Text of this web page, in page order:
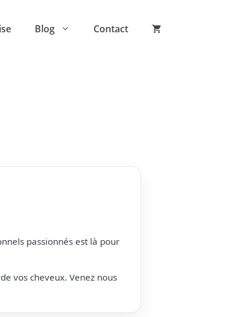
Blog Contact
passionnés est là pour
vos cheveux. Venez nous